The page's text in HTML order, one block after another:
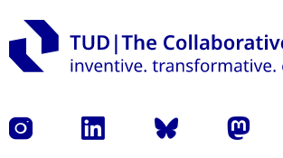
Instagram LinkedIn Bluesky Mastodon